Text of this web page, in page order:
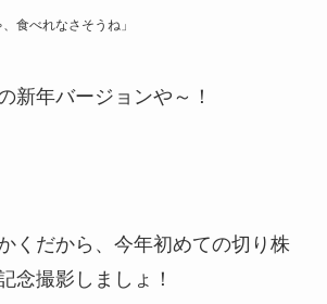
食べれなさそうね」
新年バージョンや～！
くだから、今年初めての切り株
念撮影しましょ！